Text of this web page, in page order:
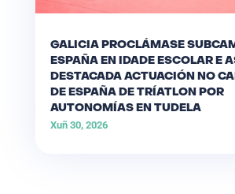
GALICIA PROCLÁMASE
ESPAÑA EN IDADE ESCOLAR E
DESTACADA ACTUACIÓN NO
DE ESPAÑA DE TRÍATLON POR
AUTONOMÍAS EN TUDELA
Xuñ 30, 2026